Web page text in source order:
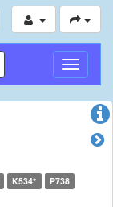
切
换
导
K534*
P738